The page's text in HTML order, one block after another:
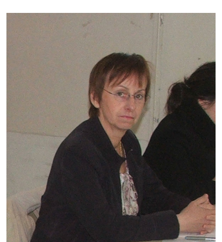
Note de synthèse financière
Projets et travaux en cours
Procès verbaux des conseils municipaux
Communication
Le bulletin municipal : Fressinfo & Le Fressinois
Toutes les publications
Le village dans l'intercommunalité
Communauté de communes
Autres groupements